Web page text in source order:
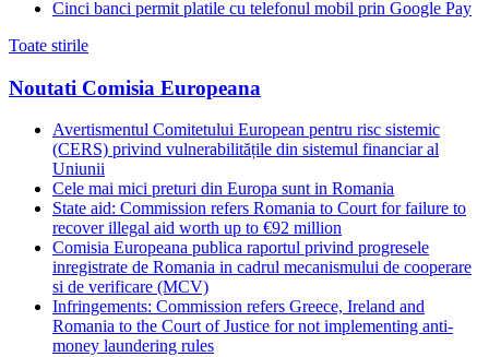
Cinci banci permit platile cu telefonul mobil prin Google Pay
Toate stirile
Noutati Comisia Europeana
Avertismentul Comitetului European pentru risc sistemic
(CERS) privind vulnerabilitățile din sistemul financiar al
Uniunii
Cele mai mici preturi din Europa sunt in Romania
State aid: Commission refers Romania to Court for failure to
recover illegal aid worth up to €92 million
Comisia Europeana publica raportul privind progresele
inregistrate de Romania in cadrul mecanismului de cooperare
si de verificare (MCV)
Infringements: Commission refers Greece, Ireland and
Romania to the Court of Justice for not implementing anti-
money laundering rules